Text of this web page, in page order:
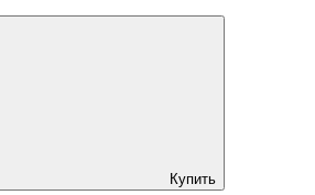
Купить